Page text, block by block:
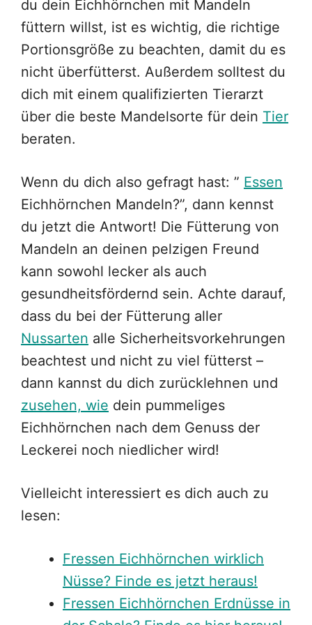
du dein Eichhörnchen mit Mandeln
füttern willst, ist es wichtig, die richtige
Portionsgröße zu beachten, damit du es
nicht überfütterst. Außerdem solltest du
dich mit einem qualifizierten Tierarzt
über die beste Mandelsorte für dein Tier
beraten.
Wenn du dich also gefragt hast: ” Essen
Eichhörnchen Mandeln?”, dann kennst
du jetzt die Antwort! Die Fütterung von
Mandeln an deinen pelzigen Freund
kann sowohl lecker als auch
gesundheitsfördernd sein. Achte darauf,
dass du bei der Fütterung aller
Nussarten alle Sicherheitsvorkehrungen
beachtest und nicht zu viel fütterst –
dann kannst du dich zurücklehnen und
zusehen, wie dein pummeliges
Eichhörnchen nach dem Genuss der
Leckerei noch niedlicher wird!
Vielleicht interessiert es dich auch zu
lesen:
Fressen Eichhörnchen wirklich
Nüsse? Finde es jetzt heraus!
Fressen Eichhörnchen Erdnüsse in